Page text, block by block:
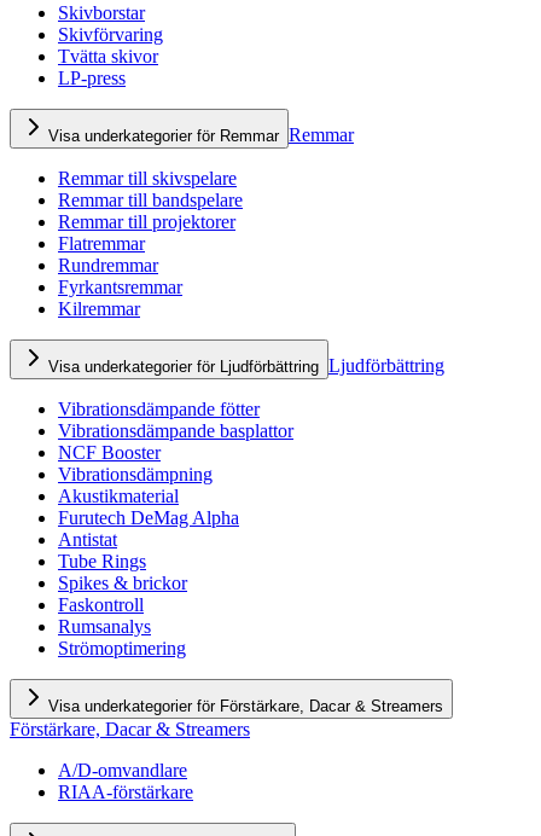
Skivborstar
Skivförvaring
Tvätta skivor
LP-press
Visa underkategorier för Remmar Remmar
Remmar till skivspelare
Remmar till bandspelare
Remmar till projektorer
Flatremmar
Rundremmar
Fyrkantsremmar
Kilremmar
Visa underkategorier för Ljudförbättring Ljudförbättring
Vibrationsdämpande fötter
Vibrationsdämpande basplattor
NCF Booster
Vibrationsdämpning
Akustikmaterial
Furutech DeMag Alpha
Antistat
Tube Rings
Spikes & brickor
Faskontroll
Rumsanalys
Strömoptimering
Visa underkategorier för Förstärkare, Dacar & Streamers
Förstärkare, Dacar & Streamers
A/D-omvandlare
RIAA-förstärkare